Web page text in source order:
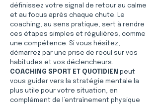
définissez votre signal de retour au calme
et au focus après chaque chute. Le
coaching, au sens pratique, sert à rendre
ces étapes simples et régulières, comme
une compétence. Si vous hésitez,
démarrez par une prise de recul sur vos
habitudes et vos déclencheurs.
COACHING SPORT ET QUOTIDIEN peut
vous guider vers la stratégie mentale la
plus utile pour votre situation, en
complément de l’entraînement physique